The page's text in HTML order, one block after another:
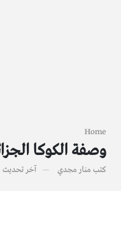
Home
وصفة الكوكا
كتب منار مجدي آخر تحديث